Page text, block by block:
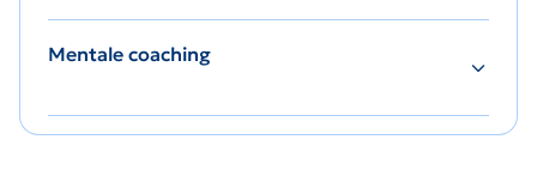
Mentale coaching